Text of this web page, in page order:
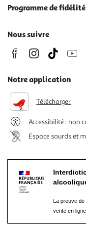
Programme de
Nous suivre
Notre application
Télécharger
Accessibilité : non
Espace sourds et
La preuve de
vente en ligne.